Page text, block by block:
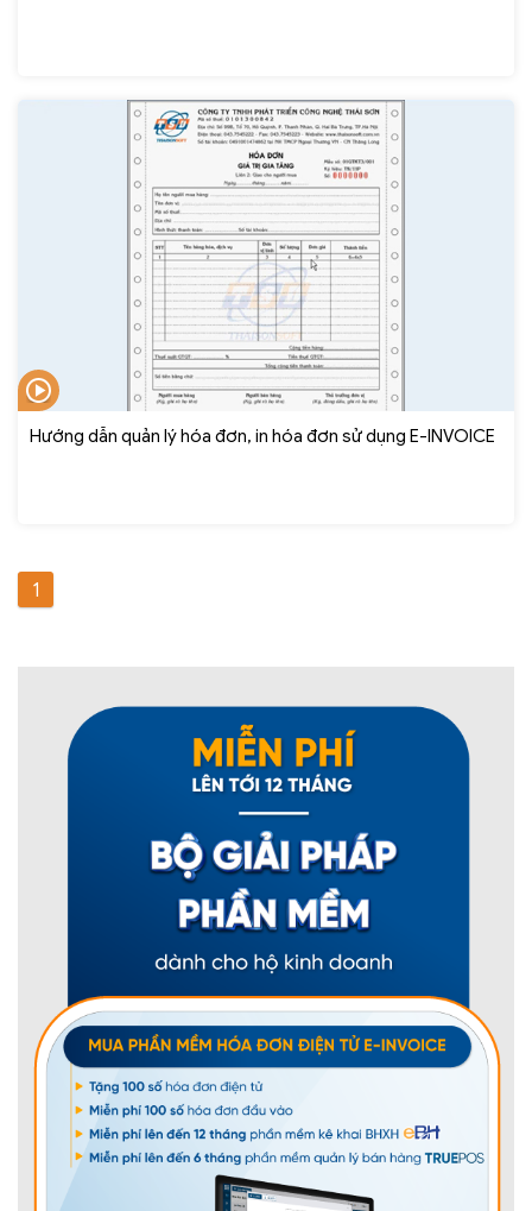
Hướng dẫn quản lý hóa đơn, in hóa đơn sử dụng E-INVOICE
1